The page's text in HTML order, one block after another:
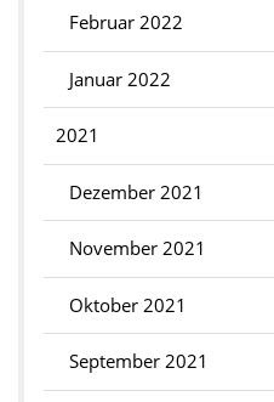
Februar 2022
Januar 2022
2021
Dezember 2021
November 2021
Oktober 2021
September 2021